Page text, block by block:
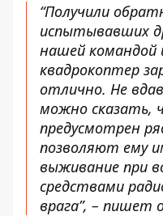
“Получили
испытывавших
нашей командой
квадрокоптер
отлично. Не
можно сказать,
предусмотрен
позволяют ему
выживание при
средствами
врага”, – пишет